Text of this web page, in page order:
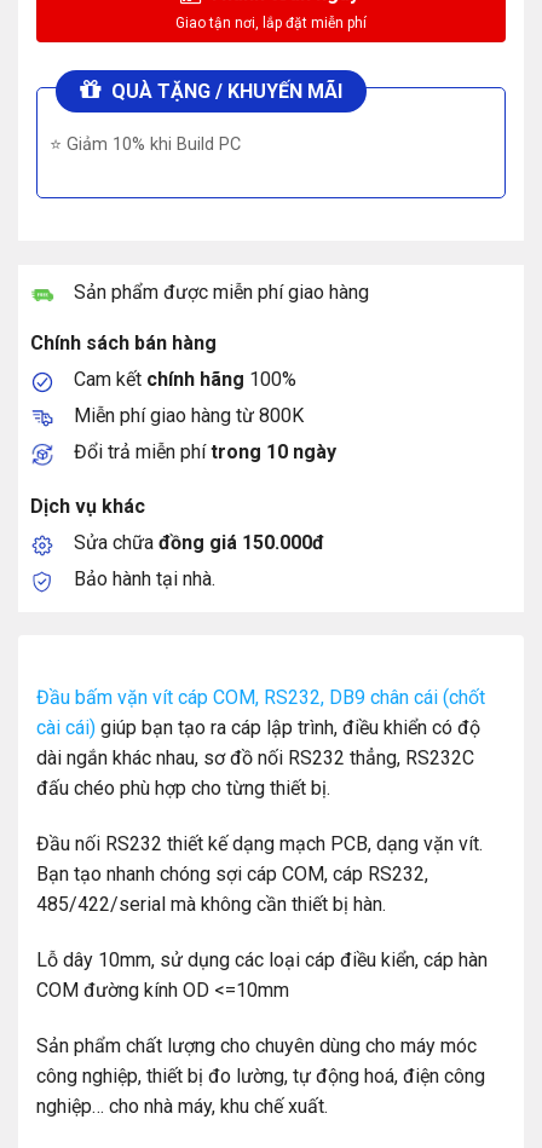
QUÀ TẶNG / KHUYẾN MÃI
⭐ Giảm 10% khi Build PC
Sản phẩm được miễn phí giao hàng
Chính sách bán hàng
Cam kết chính hãng 100%
Miễn phí giao hàng từ 800K
Đổi trả miễn phítrong 10 ngày
Dịch vụ khác
Sửa chữa đồng giá 150.000đ
Bảo hành tại nhà.
Đầu bấm vặn vít cáp COM, RS232, DB9 chân cái (chốt
cài cái) giúp bạn tạo ra cáp lập trình, điều khiển có độ
dài ngắn khác nhau, sơ đồ nối RS232 thẳng, RS232C
đấu chéo phù hợp cho từng thiết bị.
Đầu nối RS232 thiết kế dạng mạch PCB, dạng vặn vít.
Bạn tạo nhanh chóng sợi cáp COM, cáp RS232,
485/422/serial mà không cần thiết bị hàn.
Lỗ dây 10mm, sử dụng các loại cáp điều kiển, cáp hàn
COM đường kính OD <=10mm
Sản phẩm chất lượng cho chuyên dùng cho máy móc
công nghiệp, thiết bị đo lường, tự động hoá, điện công
nghiệp… cho nhà máy, khu chế xuất.